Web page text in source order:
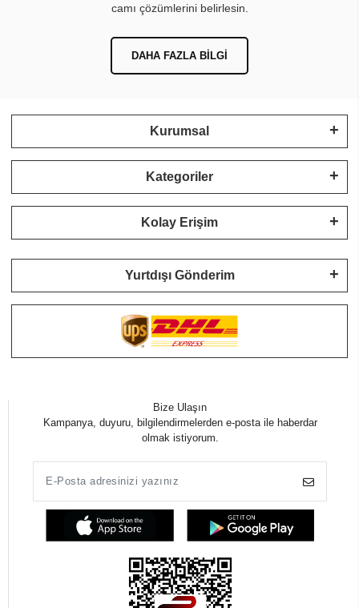
camı çözümlerini belirlesin.
DAHA FAZLA BILGI
Kurumsal
Kategoriler
Kolay Erişim
Yurtdışı Gönderim
Bize Ulaşın
Kampanya, duyuru, bilgilendirmelerden e-posta ile haberdar
olmak istiyorum.